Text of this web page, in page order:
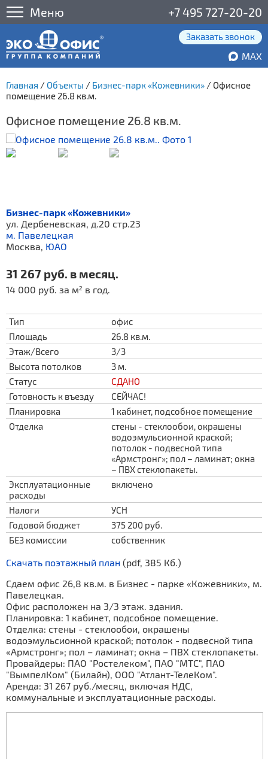
Меню +7 495 727-20-20
Заказать звонок
MAX
Главная / Объекты / Бизнес-парк «Кожевники» / Офисное
помещение 26.8 кв.м.
Офисное помещение 26.8 кв.м.
Бизнес-парк «Кожевники»
ул. Дербеневская, д.20 стр.23
м. Павелецкая
Москва, ЮАО
31 267 руб. в месяц.
14 000 руб. за м2 в год.
Тип
офис
Площадь
26.8 кв.м.
Этаж/Всего
3/3
Высота потолков
3 м.
Статус
СДАНО
Готовность к въезду
СЕЙЧАС!
Планировка
1 кабинет, подсобное помещение
Отделка
стены - стеклообои, окрашены
водоэмульсионной краской;
потолок - подвесной типа
«Армстронг»; пол – ламинат; окна
– ПВХ стеклопакеты.
Эксплуатационные
расходы
включено
Налоги
УСН
Годовой бюджет
375 200 руб.
БЕЗ комиссии
собственник
Скачать поэтажный план (pdf, 385 Кб.)
Сдаем офис 26,8 кв.м. в Бизнес - парке «Кожевники», м.
Павелецкая.
Офис расположен на 3/3 этаж. здания.
Планировка: 1 кабинет, подсобное помещение.
Отделка: стены - стеклообои, окрашены
водоэмульсионной краской; потолок - подвесной типа
«Армстронг»; пол – ламинат; окна – ПВХ стеклопакеты.
Провайдеры: ПАО "Ростелеком", ПАО "МТС", ПАО
"ВымпелКом" (Билайн), ООО "Атлант-ТелеКом".
Аренда: 31 267 руб./месяц, включая НДС,
коммунальные и эксплуатационные расходы.